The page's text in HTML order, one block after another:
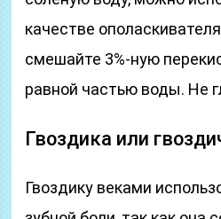
качестве
смешайте 3%-ную
равной частью воды. Не
Гвоздика или
Гвоздику веками